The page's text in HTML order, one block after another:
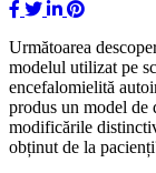
Următoarea
modelul utilizat pe
encefalomielită
produs un model de
modificările
obținut de la